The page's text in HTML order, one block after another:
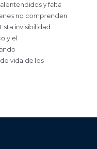
y falta
no comprenden
invisibilidad
y el
vida de los